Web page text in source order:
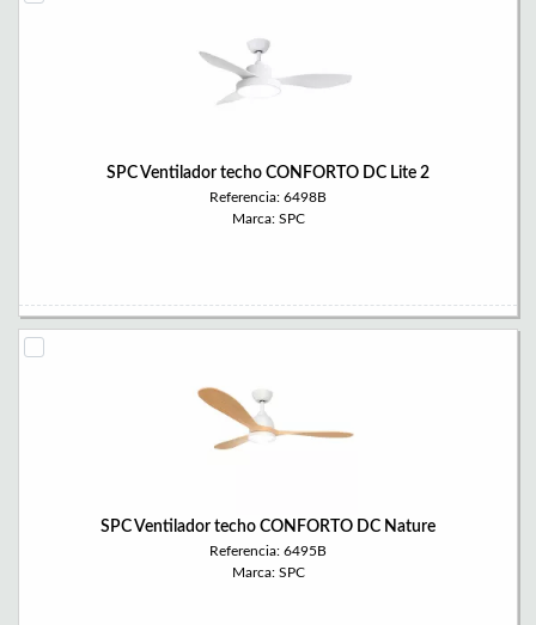
SPC Ventilador techo CONFORTO DC Lite 2
Referencia: 6498B
Marca: SPC
SPC Ventilador techo CONFORTO DC Nature
Referencia: 6495B
Marca: SPC